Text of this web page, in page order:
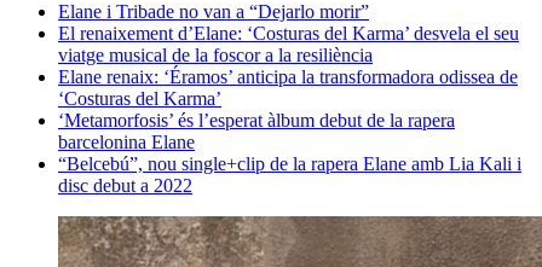
Elane i Tribade no van a “Dejarlo morir”
El renaixement d’Elane: ‘Costuras del Karma’ desvela el seu
viatge musical de la foscor a la resiliència
Elane renaix: ‘Éramos’ anticipa la transformadora odissea de
‘Costuras del Karma’
‘Metamorfosis’ és l’esperat àlbum debut de la rapera
barcelonina Elane
“Belcebú”, nou single+clip de la rapera Elane amb Lia Kali i
disc debut a 2022